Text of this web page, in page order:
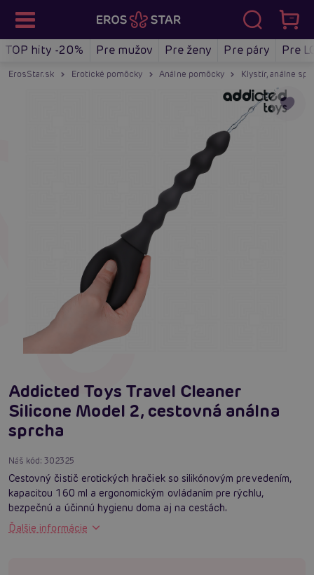
TOP hity -20% Pre mužov Pre ženy Pre páry Pre
ErosStar.sk Erotické pomôcky Análne pomôcky Klystír, análne
Addicted Toys Travel Cleaner
Silicone Model 2, cestovná análna
sprcha
Náš kód:302325
Cestovný čistič erotických hračiek so silikónovým prevedením,
kapacitou 160 ml a ergonomickým ovládaním pre rýchlu,
bezpečnú a účinnú hygienu doma aj na cestách.
Ďalšie informácie